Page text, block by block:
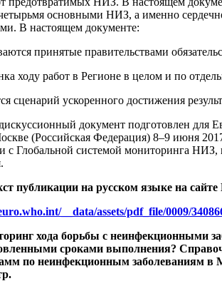
основными НИЗ, а именно
В настоящем документе:
принятые правительствами
ходу работ в Регионе в целом и по
сценарий ускоренного достижения
документ подготовлен для
(Российская Федерация) 8–9 июня
с Глобальной системой мониторинга
публикации на русском языке на
__data/assets/pdf_file/0009/
хода борьбы с неинфекционными
сроками выполнения?
по неинфекционным заболеваниям в